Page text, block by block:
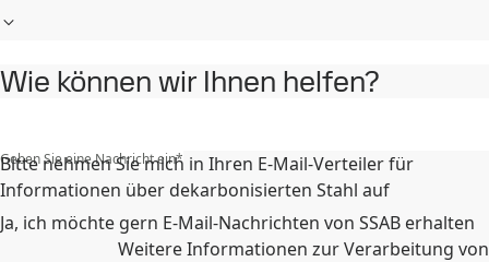
Wie können wir Ihnen helfen?
Geben Sie eine Nachricht ein*
Bitte nehmen Sie mich in Ihren E-Mail-Verteiler für
Informationen über dekarbonisierten Stahl auf
Ja, ich möchte gern E-Mail-Nachrichten von SSAB erhalten
Weitere Informationen zur Verarbeitung von